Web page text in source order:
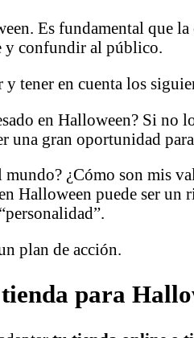
Es fundamental que la
y confundir al público.
tener en cuenta los
en Halloween? Si no
una gran oportunidad
¿Cómo son mis
puede ser un
plan de acción.
para